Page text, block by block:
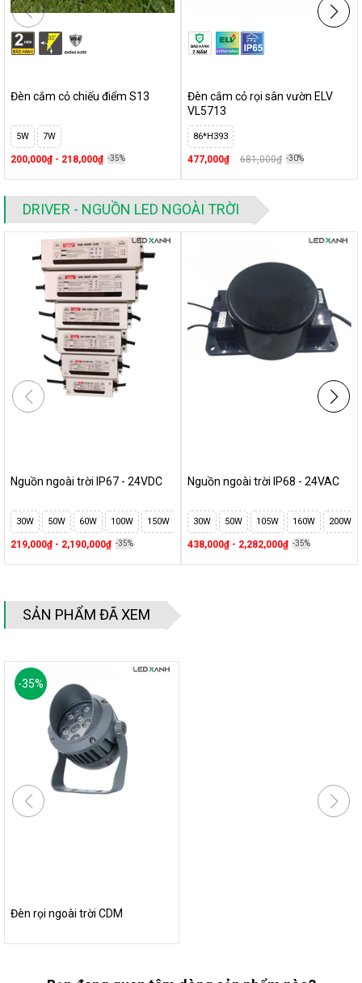
sản phẩm
Đèn cắm cỏ chiếu điểm S13
5W 7W
200,000₫ - 218,000₫ -35%
Đèn cắm cỏ rọi sân vườn ELV
VL5713
86*H393
477,000₫ 681,000₫ -30%
DRIVER - NGUỒN LED NGOÀI TRỜI
Nguồn ngoài trời IP67 - 24VDC
30W 50W 60W 100W 150W 200W 250W 300W 400W 500W
219,000₫ - 2,190,000₫ -35%
Nguồn ngoài trời IP68 - 24VAC
30W 50W 105W 160W 200W
438,000₫ - 2,282,000₫ -35%
SẢN PHẨM ĐÃ XEM
-35%
Đèn rọi ngoài trời CDM